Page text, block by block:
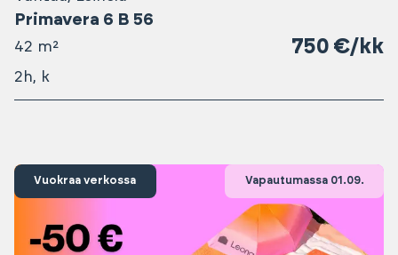
Primavera 6 B 56
42 m² 750 €/kk
2h, k
Vuokraa verkossa Vapautumassa 01.09.